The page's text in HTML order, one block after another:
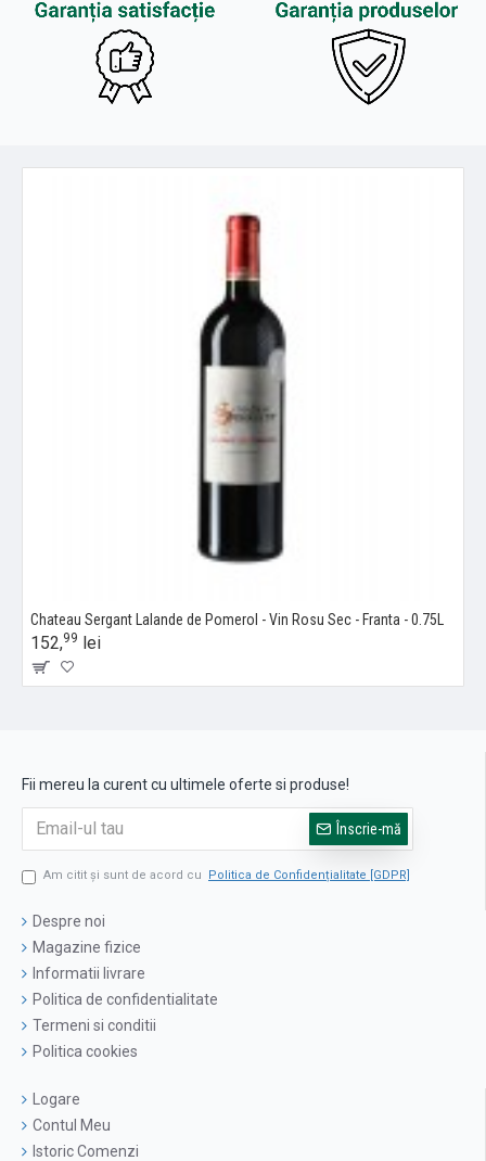
Chateau Sergant Lalande de Pomerol - Vin Rosu Sec - Franta - 0.75L
152,99 lei
Fii mereu la curent cu ultimele oferte si produse!
Înscrie-mă
Am citit şi sunt de acord cu Politica de Confidențialitate [GDPR]
Despre noi
Magazine fizice
Informatii livrare
Politica de confidentialitate
Termeni si conditii
Politica cookies
Logare
Contul Meu
Istoric Comenzi